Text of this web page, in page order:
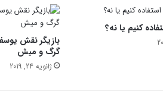
ن
چ
کنیم یا نه؟
بازیگر نقش
گرگ و میش
ژانویه 24, 2019